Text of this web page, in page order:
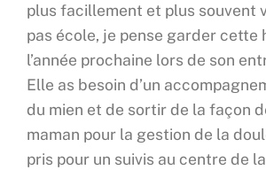
plus facillement et plus souvent
pas école, je pense garder cette
l’année prochaine lors de son
Elle as besoin d’un
du mien et de sortir de la façon
maman pour la gestion de la
pris pour un suivis au centre de